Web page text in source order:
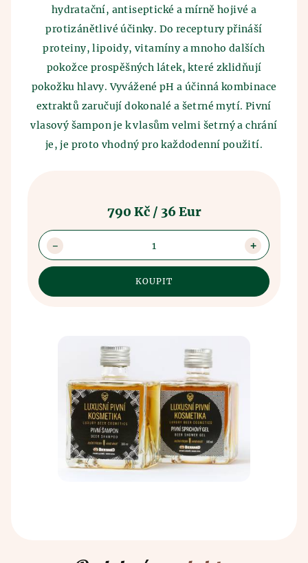
hydratační, antiseptické a mírně hojivé a
protizánětlivé účinky. Do receptury přináší
proteiny, lipoidy, vitamíny a mnoho dalších
pokožce prospěšných látek, které zklidňují
pokožku hlavy. Vyvážené pH a účinná kombinace
extraktů zaručují dokonalé a šetrné mytí. Pivní
vlasový šampon je k vlasům velmi šetrný a chrání
je, je proto vhodný pro každodenní použití.
790 Kč / 36 Eur
1